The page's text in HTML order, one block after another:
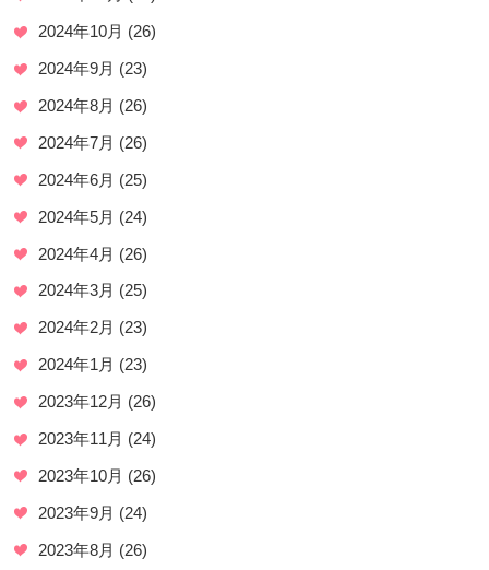
2024年10月 (26)
2024年9月 (23)
2024年8月 (26)
2024年7月 (26)
2024年6月 (25)
2024年5月 (24)
2024年4月 (26)
2024年3月 (25)
2024年2月 (23)
2024年1月 (23)
2023年12月 (26)
2023年11月 (24)
2023年10月 (26)
2023年9月 (24)
2023年8月 (26)